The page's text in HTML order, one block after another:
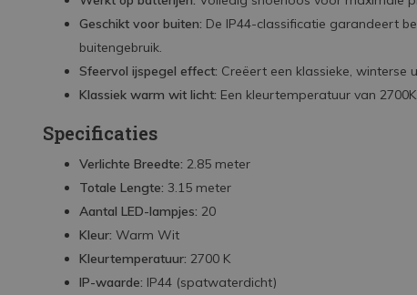
Geschikt voor buiten: De IP44-classificatie garandeert
buitengebruik.
Sfeervol ijspegel effect: Creëert een klassieke, winterse
Klassiek warm wit licht: Een kleurtemperatuur van
Specificaties
Verlichte Breedte: 2.85 meter
Totale Lengte: 3.15 meter
Aantal LED-lampjes: 20
Kleur: Warm Wit
Kleurtemperatuur: 2700 K
IP-waarde: IP44 (spatwaterdicht)